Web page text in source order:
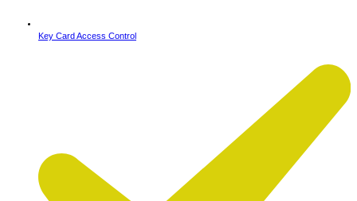
Key Card Access Control